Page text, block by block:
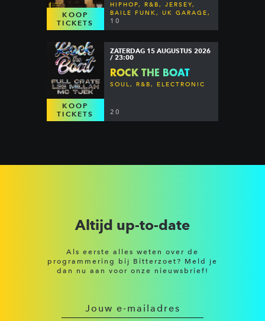
KOOP
TICKETS
HIPHOP, R&B, JERSEY,
BAILE FUNK, UK GARAGE,
DANCEHALL & MORE
10
KOOP
TICKETS
ZATERDAG 15 AUGUSTUS 2026
/ 23:00
ROCK THE BOAT
SOUL, R&B, ELECTRONIC
20
Altijd up-to-date
Als eerste alles weten over de
programmering bij Bitterzoet? Meld je
dan nu aan voor onze nieuwsbrief!